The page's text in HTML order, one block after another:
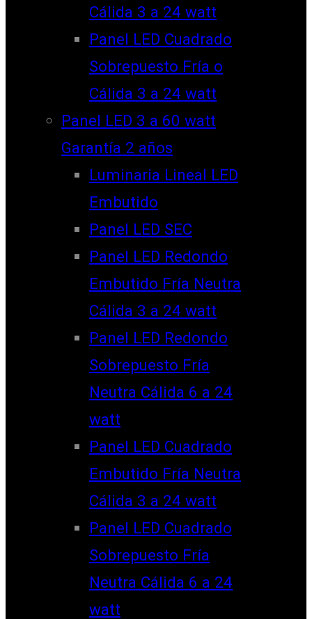
Cálida 3 a 24 watt
Panel LED Cuadrado
Sobrepuesto Fría o
Cálida 3 a 24 watt
Panel LED 3 a 60 watt
Garantía 2 años
Luminaria Lineal LED
Embutido
Panel LED SEC
Panel LED Redondo
Embutido Fría Neutra
Cálida 3 a 24 watt
Panel LED Redondo
Sobrepuesto Fría
Neutra Cálida 6 a 24
watt
Panel LED Cuadrado
Embutido Fría Neutra
Cálida 3 a 24 watt
Panel LED Cuadrado
Sobrepuesto Fría
Neutra Cálida 6 a 24
watt